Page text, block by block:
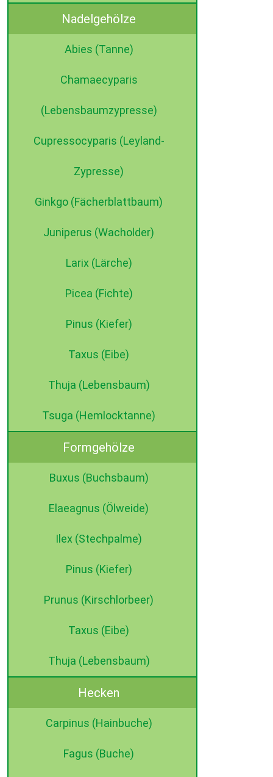
Nadelgehölze
Abies (Tanne)
Chamaecyparis
(Lebensbaumzypresse)
Cupressocyparis (Leyland-
Zypresse)
Ginkgo (Fächerblattbaum)
Juniperus (Wacholder)
Larix (Lärche)
Picea (Fichte)
Pinus (Kiefer)
Taxus (Eibe)
Thuja (Lebensbaum)
Tsuga (Hemlocktanne)
Formgehölze
Buxus (Buchsbaum)
Elaeagnus (Ölweide)
Ilex (Stechpalme)
Pinus (Kiefer)
Prunus (Kirschlorbeer)
Taxus (Eibe)
Thuja (Lebensbaum)
Hecken
Carpinus (Hainbuche)
Fagus (Buche)